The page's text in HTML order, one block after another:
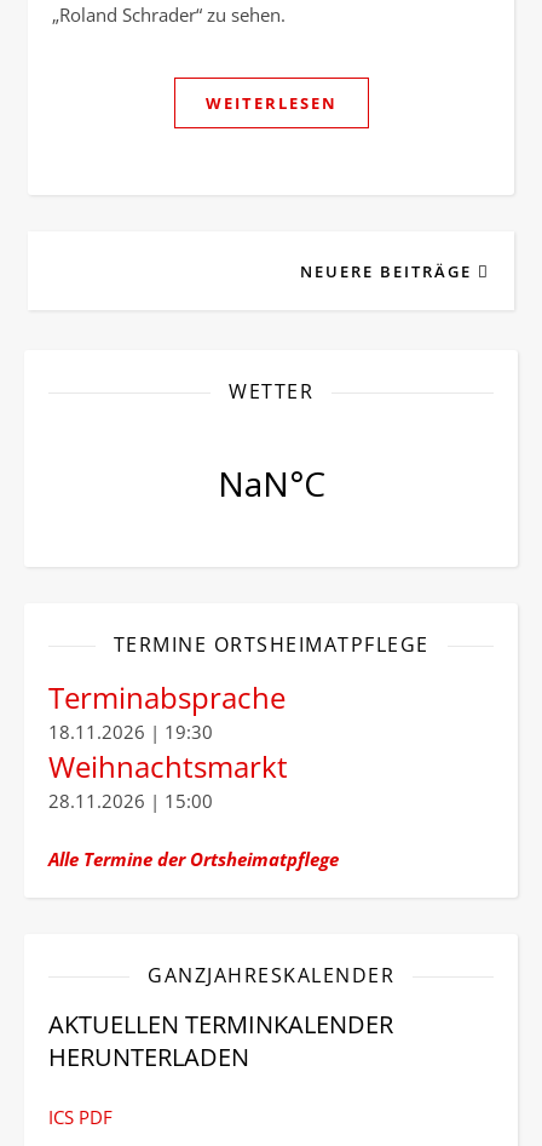
„Roland Schrader“ zu sehen.
WEITERLESEN
NEUERE BEITRÄGE
WETTER
TERMINE ORTSHEIMATPFLEGE
Terminabsprache
18.11.2026 | 19:30
Weihnachtsmarkt
28.11.2026 | 15:00
Alle Termine der Ortsheimatpflege
GANZJAHRESKALENDER
AKTUELLEN TERMINKALENDER
HERUNTERLADEN
ICS PDF